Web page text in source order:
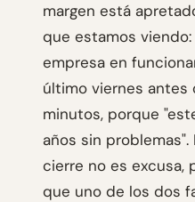
margen está
que estamos
empresa en
último viernes antes
minutos, porque
años sin
cierre no es excusa,
que uno de los dos